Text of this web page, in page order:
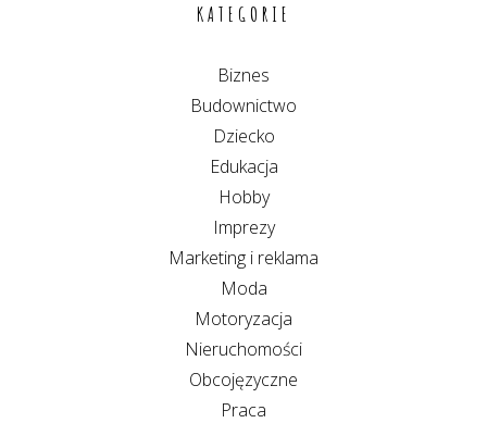
KATEGORIE
Biznes
Budownictwo
Dziecko
Edukacja
Hobby
Imprezy
Marketing i reklama
Moda
Motoryzacja
Nieruchomości
Obcojęzyczne
Praca